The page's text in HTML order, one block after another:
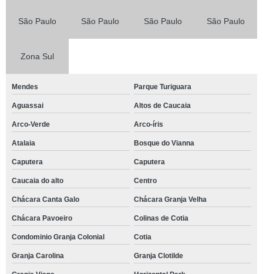
São Paulo São Paulo São Paulo São Paulo
Zona Sul
Mendes Parque Turiguara
Aguassai Altos de Caucaia
Arco-Verde Arco-íris
Atalaia Bosque do Vianna
Caputera Caputera
Caucaia do alto Centro
Chácara Canta Galo Chácara Granja Velha
Chácara Pavoeiro Colinas de Cotia
Condominio Granja Colonial Cotia
Granja Carolina Granja Clotilde